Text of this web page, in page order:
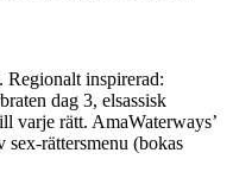
Regionalt inspirerad:
dag 3, elsassisk
varje rätt. AmaWaterways’
sex-rättersmenu (bokas